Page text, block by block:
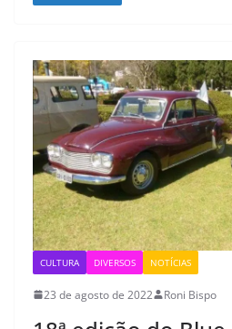
CULTURA DIVERSOS NOTÍCIAS
23 de agosto de 2022 Roni Bispo